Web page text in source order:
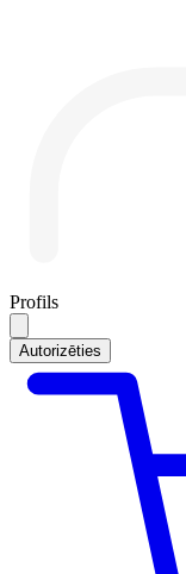
Profils
Autorizēties